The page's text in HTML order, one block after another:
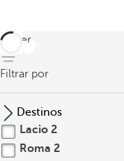
volver
Filtrar por
Destinos
Lacio 2
Roma 2